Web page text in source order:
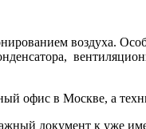
воздуха.
офис в Москве, а
документ к